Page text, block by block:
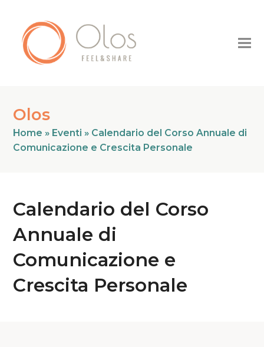
Olos
Home » Eventi » Calendario del Corso Annuale di
Comunicazione e Crescita Personale
Calendario del Corso
Annuale di
Comunicazione e
Crescita Personale